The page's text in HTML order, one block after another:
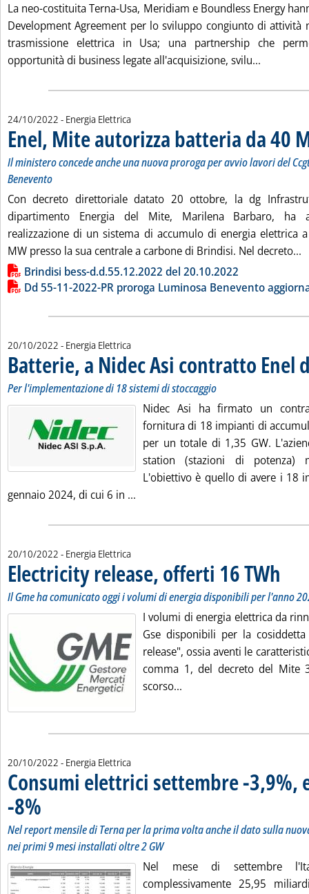
La neo-costituita Terna-Usa, Meridiam e Boundless Energy
Development Agreement per lo sviluppo congiunto di attività
trasmissione elettrica in Usa; una partnership che
opportunità di business legate all'acquisizione, svilu...
24/10/2022 - Energia Elettrica
Enel, Mite autorizza batteria da 40
Il ministero concede anche una nuova proroga per avvio lavori del
Benevento
Con decreto direttoriale datato 20 ottobre, la dg
dipartimento Energia del Mite, Marilena Barbaro, ha
realizzazione di un sistema di accumulo di energia elettrica
MW presso la sua centrale a carbone di Brindisi. Nel decreto...
Lista allegati PDF alla notizia
Brindisi bess-d.d.55.12.2022 del 20.10.2022
Dd 55-11-2022-PR proroga Luminosa Benevento
20/10/2022 - Energia Elettrica
Batterie, a Nidec Asi contratto Enel
Per l'implementazione di 18 sistemi di stoccaggio
Nidec Asi ha firmato un
fornitura di 18 impianti di
per un totale di 1,35 GW.
station (stazioni di potenza)
L'obiettivo è quello di avere i 18
gennaio 2024, di cui 6 in ...
20/10/2022 - Energia Elettrica
Electricity release, offerti 16 TWh
Il Gme ha comunicato oggi i volumi di energia disponibili per l'anno
I volumi di energia elettrica da
Gse disponibili per la
release", ossia aventi le
comma 1, del decreto del Mite
scorso...
20/10/2022 - Energia Elettrica
Consumi elettrici settembre -3,9%,
-8%
Nel report mensile di Terna per la prima volta anche il dato sulla
nei primi 9 mesi installati oltre 2 GW
Nel mese di settembre
complessivamente 25,95